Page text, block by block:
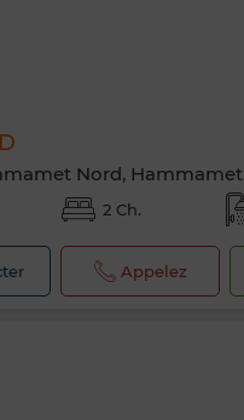
Nord, Hammamet
2 Ch.
Appelez